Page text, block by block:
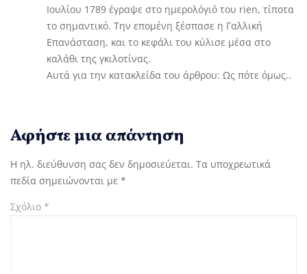
Ιουλίου 1789 έγραψε στο ημερολόγιό του rien, τίποτα
το σημαντικό. Την επομένη ξέσπασε η Γαλλική
Επανάσταση, και το κεφάλι του κύλισε μέσα στο
καλάθι της γκιλοτίνας.
Αυτά για την κατακλείδα του άρθρου: Ως πότε όμως..
Αφήστε μια απάντηση
Η ηλ. διεύθυνση σας δεν δημοσιεύεται. Τα υποχρεωτικά
πεδία σημειώνονται με *
Σχόλιο *